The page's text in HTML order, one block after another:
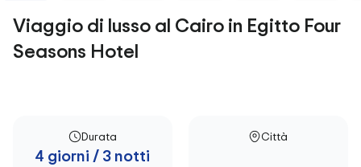
Viaggio di lusso al Cairo in Egitto Four
Seasons Hotel
Durata
4 giorni / 3 notti
Città